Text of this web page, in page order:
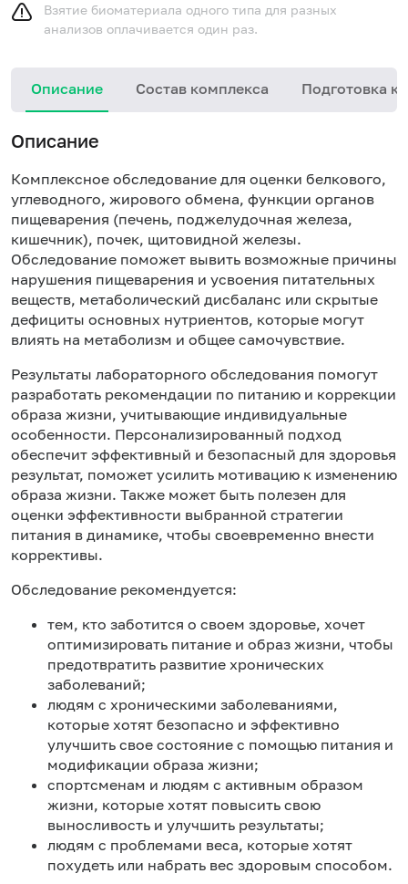
Взятие биоматериала одного типа для разных
анализов оплачивается один раз.
Описание Состав комплекса Подготовка к
Описание
Комплексное обследование для оценки белкового,
углеводного, жирового обмена, функции органов
пищеварения (печень, поджелудочная железа,
кишечник), почек, щитовидной железы.
Обследование поможет вывить возможные причины
нарушения пищеварения и усвоения питательных
веществ, метаболический дисбаланс или скрытые
дефициты основных нутриентов, которые могут
влиять на метаболизм и общее самочувствие.
Результаты лабораторного обследования помогут
разработать рекомендации по питанию и коррекции
образа жизни, учитывающие индивидуальные
особенности. Персонализированный подход
обеспечит эффективный и безопасный для здоровья
результат, поможет усилить мотивацию к изменению
образа жизни. Также может быть полезен для
оценки эффективности выбранной стратегии
питания в динамике, чтобы своевременно внести
коррективы.
Обследование рекомендуется:
тем, кто заботится о своем здоровье, хочет
оптимизировать питание и образ жизни, чтобы
предотвратить развитие хронических
заболеваний;
людям с хроническими заболеваниями,
которые хотят безопасно и эффективно
улучшить свое состояние с помощью питания и
модификации образа жизни;
спортсменам и людям с активным образом
жизни, которые хотят повысить свою
выносливость и улучшить результаты;
людям с проблемами веса, которые хотят
похудеть или набрать вес здоровым способом.